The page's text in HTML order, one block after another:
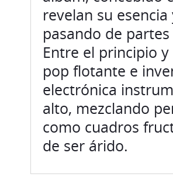
revelan su
pasando de
Entre el principio
pop flotante e
electrónica
alto, mezclando
como cuadros
de ser árido.